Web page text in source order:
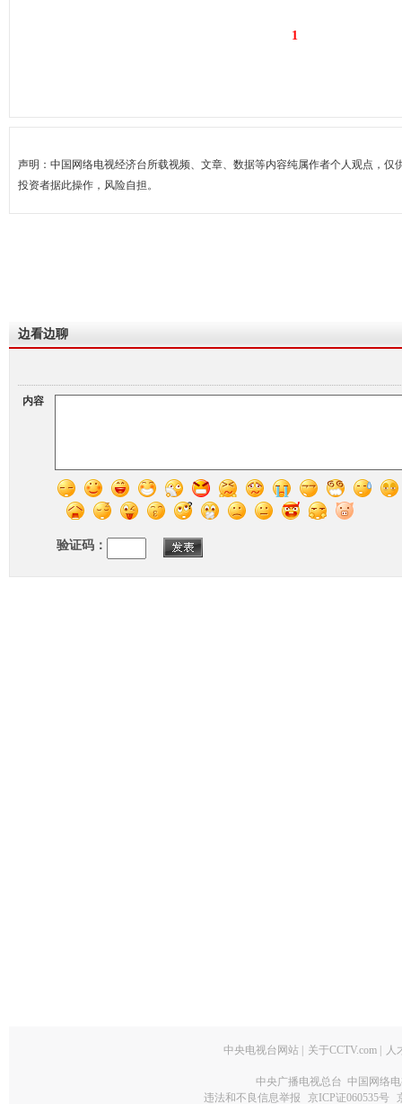
1
声明：中国网络电视经济台所载视频、文章、数据等内容纯属作者个人观点，仅
投资者据此操作，风险自担。
边看边聊
内容
验证码：
中央电视台网站 关于CCTV.com 人
中央广播电视总台 中国网络
违法和不良信息举报
京ICP证060535号